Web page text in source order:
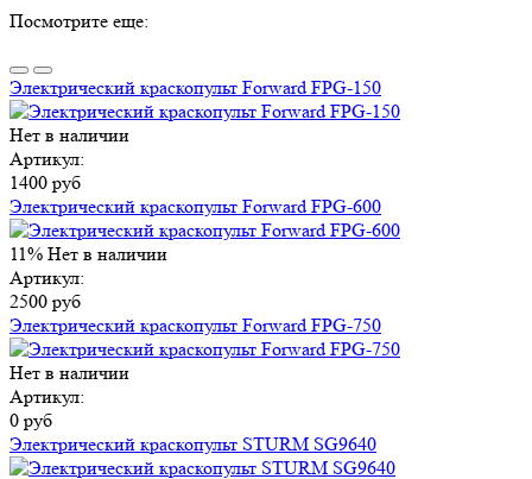
Посмотрите еще:
Электрический краскопульт Forward FPG-150
Нет в наличии
Артикул:
1400 руб
Электрический краскопульт Forward FPG-600
11% Нет в наличии
Артикул:
2500 руб
Электрический краскопульт Forward FPG-750
Нет в наличии
Артикул:
0 руб
Электрический краскопульт STURM SG9640